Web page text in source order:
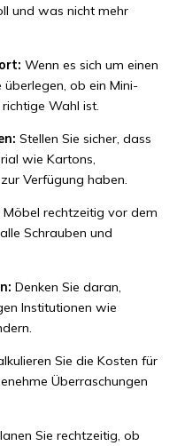
und was nicht mehr
Wenn es sich um einen
überlegen, ob ein Mini-
Wahl ist.
Stellen Sie sicher, dass
wie Kartons,
Verfügung haben.
Möbel rechtzeitig vor dem
Schrauben und
Denken Sie daran,
Institutionen wie
Sie die Kosten für
Überraschungen
Sie rechtzeitig, ob